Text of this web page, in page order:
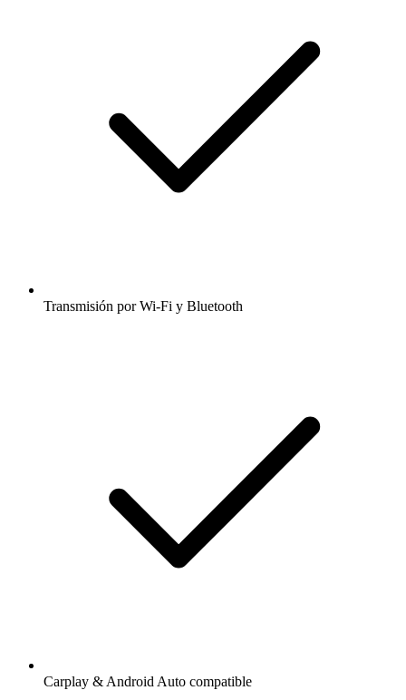
Transmisión por Wi-Fi y Bluetooth
Carplay & Android Auto compatible